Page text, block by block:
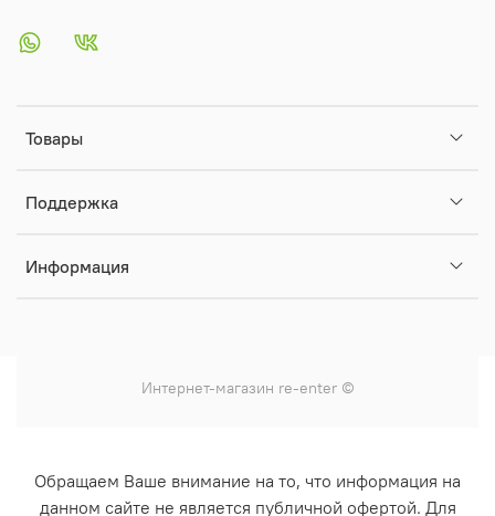
Товары
Поддержка
Информация
Интернет-магазин re-enter ©
Обращаем Ваше внимание на то, что информация на
данном сайте не является публичной офертой. Для